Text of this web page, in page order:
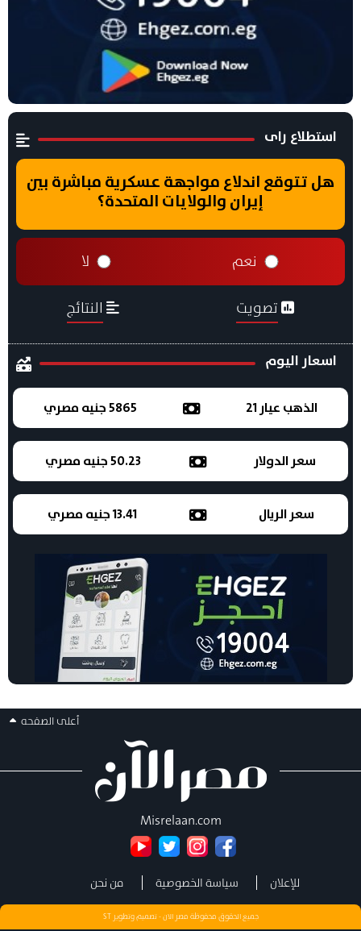
استطلاع راى
هل تتوقع اندلاع مواجهة عسكرية مباشرة بين
إيران والولايات المتحدة؟
نعم لا
تصويت النتائج
اسعار اليوم
الذهب عيار 21 5865 جنيه مصري
سعر الدولار 50.23 جنيه مصري
سعر الريال 13.41 جنيه مصري
أعلى الصفحه
Misrelaan.com
للإعلان سياسة الخصوصية من نحن
جميع الحقوق محفوظة مصر الان - تصميم وتطويرST